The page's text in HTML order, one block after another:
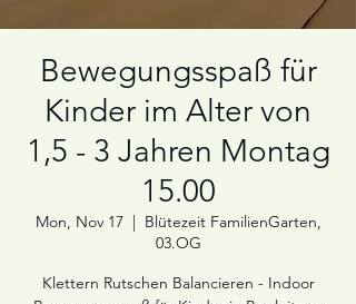
Bewegungsspaß für
Kinder im Alter von
1,5 - 3 Jahren Montag
15.00
Mon, Nov 17
  |
Blütezeit FamilienGarten,
03.OG
Klettern Rutschen Balancieren - Indoor